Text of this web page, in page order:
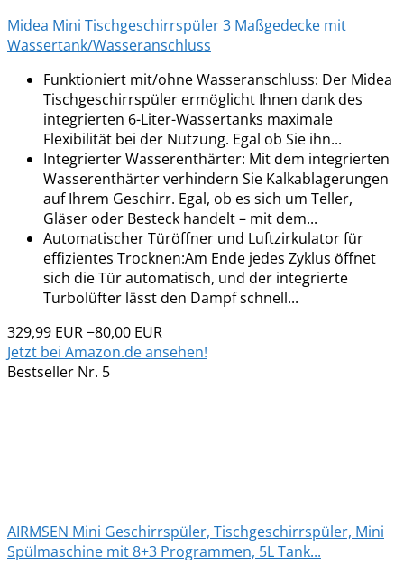
Midea Mini Tischgeschirrspüler 3 Maßgedecke mit
Wassertank/Wasseranschluss
Funktioniert mit/ohne Wasseranschluss: Der Midea
Tischgeschirrspüler ermöglicht Ihnen dank des
integrierten 6-Liter-Wassertanks maximale
Flexibilität bei der Nutzung. Egal ob Sie ihn...
Integrierter Wasserenthärter: Mit dem integrierten
Wasserenthärter verhindern Sie Kalkablagerungen
auf Ihrem Geschirr. Egal, ob es sich um Teller,
Gläser oder Besteck handelt – mit dem...
Automatischer Türöffner und Luftzirkulator für
effizientes Trocknen:Am Ende jedes Zyklus öffnet
sich die Tür automatisch, und der integrierte
Turbolüfter lässt den Dampf schnell...
329,99 EUR−80,00 EUR
Jetzt bei Amazon.de ansehen!
Bestseller Nr. 5
AIRMSEN Mini Geschirrspüler, Tischgeschirrspüler, Mini
Spülmaschine mit 8+3 Programmen, 5L Tank...